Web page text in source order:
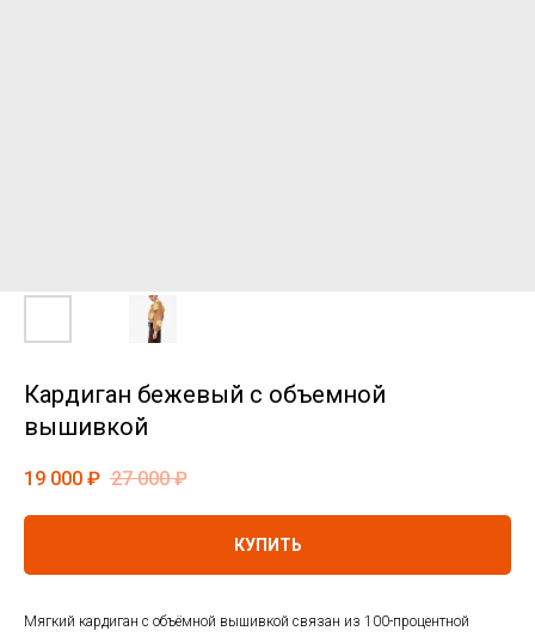
Кардиган бежевый с объемной
вышивкой
19 000 ₽ 27 000 ₽
КУПИТЬ
Мягкий кардиган с объёмной вышивкой связан из 100-процентной